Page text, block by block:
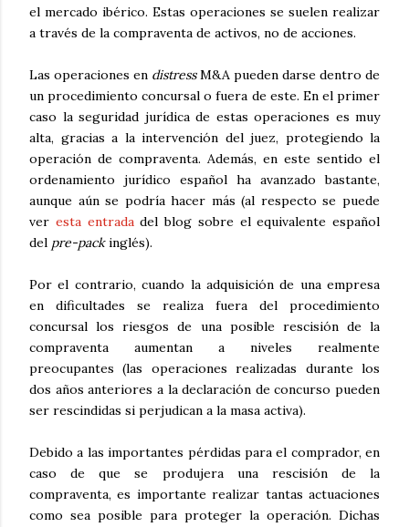
el mercado ibérico. Estas operaciones se suelen realizar
a través de la compraventa de activos, no de acciones.
Las operaciones en distressM&A pueden darse dentro de
un procedimiento concursal o fuera de este. En el primer
caso la seguridad jurídica de estas operaciones es muy
alta, gracias a la intervención del juez, protegiendo la
operación de compraventa. Además, en este sentido el
ordenamiento jurídico español ha avanzado bastante,
aunque aún se podría hacer más (al respecto se puede
ver esta entradadel blog sobre el equivalente español
del pre-packinglés).
Por el contrario, cuando la adquisición de una empresa
en dificultades se realiza fuera del procedimiento
concursal los riesgos de una posible rescisión de la
compraventa aumentan a niveles realmente
preocupantes (las operaciones realizadas durante los
dos años anteriores a la declaración de concurso pueden
ser rescindidas si perjudican a la masa activa).
Debido a las importantes pérdidas para el comprador, en
caso de que se produjera una rescisión de la
compraventa, es importante realizar tantas actuaciones
como sea posible para proteger la operación. Dichas